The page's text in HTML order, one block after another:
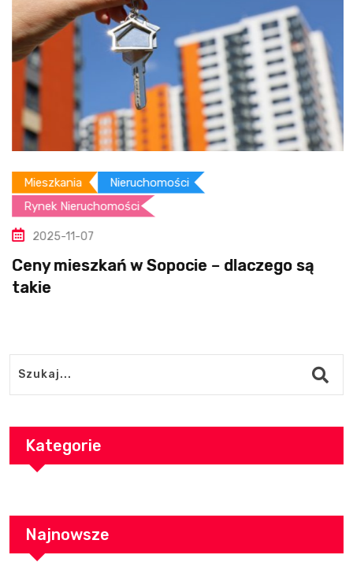
Mieszkania
Nieruchomości
Rynek Nieruchomości
2025-11-07
Ceny mieszkań w Sopocie – dlaczego są
takie
Kategorie
Najnowsze